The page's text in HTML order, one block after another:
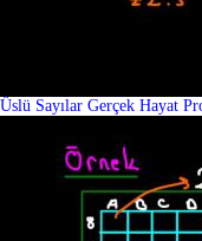
Üslü Sayılar Gerçek Hayat